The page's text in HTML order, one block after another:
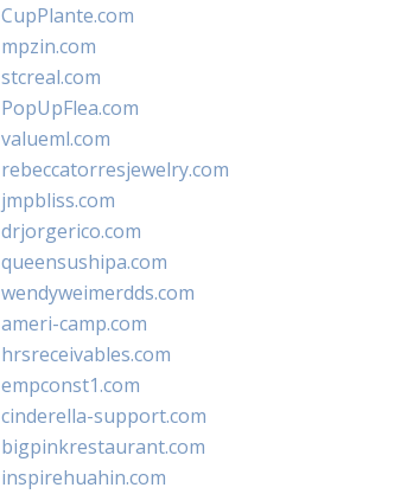
CupPlante.com
mpzin.com
stcreal.com
PopUpFlea.com
valueml.com
rebeccatorresjewelry.com
jmpbliss.com
drjorgerico.com
queensushipa.com
wendyweimerdds.com
ameri-camp.com
hrsreceivables.com
empconst1.com
cinderella-support.com
bigpinkrestaurant.com
inspirehuahin.com